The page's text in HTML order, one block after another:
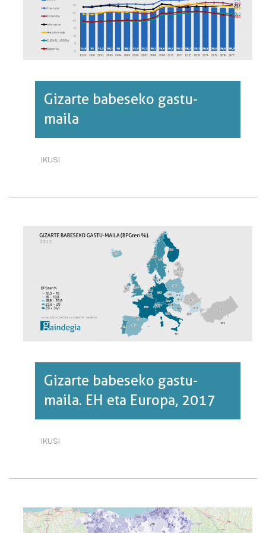
LANALDI
PARTZIALA·RI
BURUZ
Gizarte babeseko gastu-
maila
IKUSI
MAILA·RI
Gizarte babeseko gastu-
maila. EH eta Europa, 2017
IKUSI
MAILA.
EUROPA,
2017·RI